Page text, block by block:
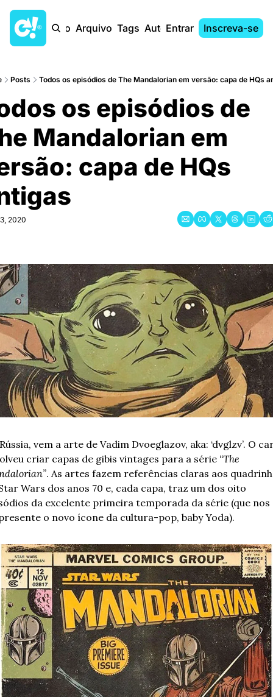
Início Arquivo Tags AutoresEntrar Inscreva-se
Posts Todos os episódios de The Mandalorian em versão: capa de HQs
os episódios de
Mandalorian em
capa de HQs
2020
vem a arte de Vadim Dvoeglazov, aka: ‘dvglzv’. O
criar capas de gibis vintages para a série “The
. As artes fazem referências claras aos
Wars dos anos 70 e, cada capa, traz um dos oito
da excelente primeira temporada da série (que nos
o novo ícone da cultura-pop, baby Yoda).